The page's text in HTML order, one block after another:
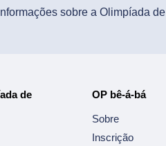
sobre a Olimpíada de
de
OP bê-á-bá
Sobre
Inscrição